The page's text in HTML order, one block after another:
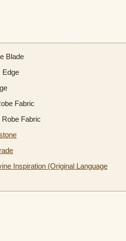
Blade
Edge
Fabric
Fabric
Inspiration (Original Language